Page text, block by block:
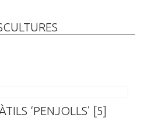
‘PENJOLLS’ [5]